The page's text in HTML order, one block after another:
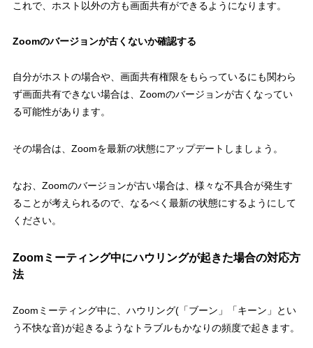
これで、ホスト以外の方も画面共有ができるようになります。
Zoomのバージョンが古くないか確認する
自分がホストの場合や、画面共有権限をもらっているにも関わら
ず画面共有できない場合は、Zoomのバージョンが古くなってい
る可能性があります。
その場合は、Zoomを最新の状態にアップデートしましょう。
なお、Zoomのバージョンが古い場合は、様々な不具合が発生す
ることが考えられるので、なるべく最新の状態にするようにして
ください。
Zoomミーティング中にハウリングが起きた場合の対応方
法
Zoomミーティング中に、ハウリング(「ブーン」「キーン」とい
う不快な音)が起きるようなトラブルもかなりの頻度で起きます。